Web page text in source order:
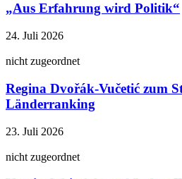
„Aus Erfahrung wird Politik“
24. Juli 2026
nicht zugeordnet
Regina Dvořák-Vučetić zum
Länderranking
23. Juli 2026
nicht zugeordnet